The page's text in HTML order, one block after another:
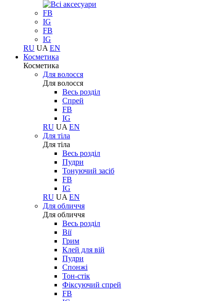
FB
IG
FB
IG
RU UA EN
Косметика
Косметика
Для волосся
Для волосся
Весь розділ
Спрей
FB
IG
RU UA EN
Для тіла
Для тіла
Весь розділ
Пудри
Тонуючий засіб
FB
IG
RU UA EN
Для обличчя
Для обличчя
Весь розділ
Вії
Грим
Клей для вій
Пудри
Спонжі
Тон-стік
Фіксуючий спрей
FB